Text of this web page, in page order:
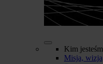
Kim
Misja,